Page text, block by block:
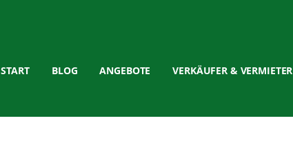
START BLOG ANGEBOTE VERKÄUFER & VERMIETER